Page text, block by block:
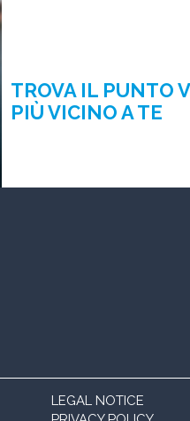
TROVA IL PUNTO
PIÙ VICINO A TE
LEGAL NOTICE